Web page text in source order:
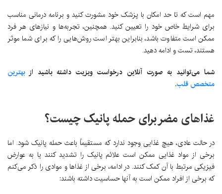
مهم است که تا حد امکان با پزشک خود مشورت کنید و برنامه درمانی مناسب
برای شرایط خاص خود را تعیین کنید. همچنین، تجربه‌ها و نیازهای هر فرد
ممکن است متفاوت باشد، بنابراین بهتر است روش‌هایی را که برای شما موثر
هستند، تست و ادامه دهید.
شما می‌توانید به صورت آنلاین درخواست ویزیت داشته باشید از بهترین
متخصص قلب.
غذاهای مضر برای حمله پانیک چیست؟
در حالت عادی، هیچ غذایی وجود ندارد که مستقیماً باعث حمله پانیک شود. اما
برخی از مواد غذایی ممکن است علائم پانیک را تشدید کنند یا به عوارض
فیزیکی مرتبط با آن کمک کنند. در ادامه، برخی از غذاها و موادی را ذکر می‌کنم
که برخی از افراد ممکن است به آنها حساسیت داشته باشند: